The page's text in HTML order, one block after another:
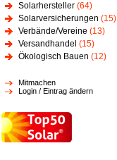
Solarhersteller (64)
Solarversicherungen (15)
Verbände/Vereine (13)
Versandhandel (15)
Ökologisch Bauen (12)
Mitmachen
Login / Eintrag ändern